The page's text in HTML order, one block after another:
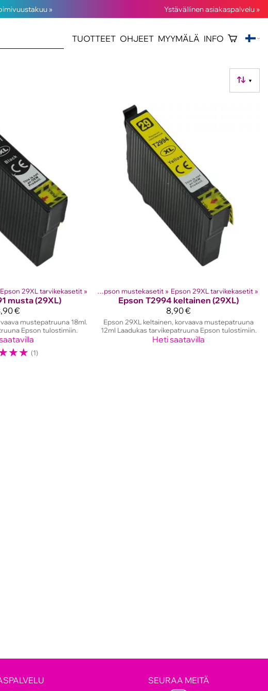
» Ystävällinen asiakaspalvelu »
TUOTTEET OHJEET MYYMÄLÄ INFO
▼
Epson 29XL tarvikekasetit ‪»
musta (29XL)
€
mustepatruuna 18ml.
Epson tulostimiin.
☆☆ (1)
kasetit ‪» Epson mustekasetit ‪» Epson 29XL tarvikekasetit ‪»
Epson T2994 keltainen (29XL)
8,90 €
Epson 29XL keltainen, korvaava mustepatruuna
12ml Laadukas tarvikepatruuna Epson tulostimiin.
Heti saatavilla
SEURAA MEITÄ